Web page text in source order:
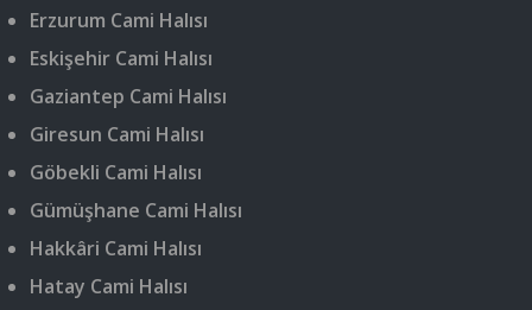
Erzurum Cami Halısı
Eskişehir Cami Halısı
Gaziantep Cami Halısı
Giresun Cami Halısı
Göbekli Cami Halısı
Gümüşhane Cami Halısı
Hakkâri Cami Halısı
Hatay Cami Halısı